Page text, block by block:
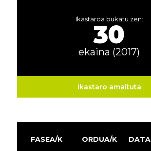
Ikastaroa bukatu zen:
30
ekaina (2017)
Ikastaro amaituta
FASEA/K ORDUA/K DATA